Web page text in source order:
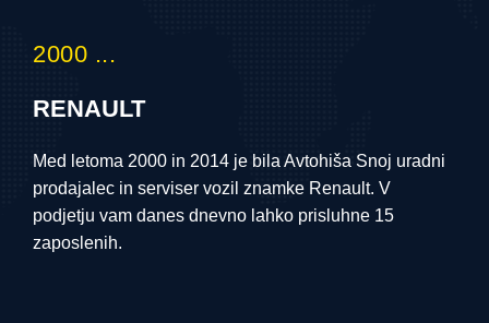
2000 ...
RENAULT
Med letoma 2000 in 2014 je bila Avtohiša Snoj uradni
prodajalec in serviser vozil znamke Renault. V
podjetju vam danes dnevno lahko prisluhne 15
zaposlenih.